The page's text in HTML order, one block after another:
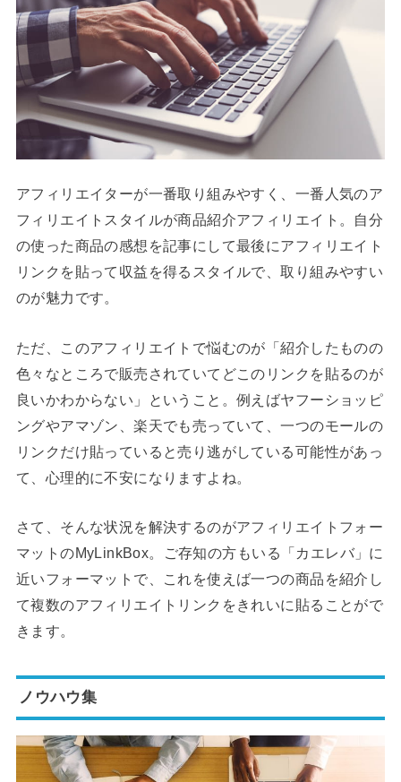
アフィリエイターが一番取り組みやすく、一番人気のア
フィリエイトスタイルが商品紹介アフィリエイト。自分
の使った商品の感想を記事にして最後にアフィリエイト
リンクを貼って収益を得るスタイルで、取り組みやすい
のが魅力です。
ただ、このアフィリエイトで悩むのが「紹介したものの
色々なところで販売されていてどこのリンクを貼るのが
良いかわからない」ということ。例えばヤフーショッピ
ングやアマゾン、楽天でも売っていて、一つのモールの
リンクだけ貼っていると売り逃がしている可能性があっ
て、心理的に不安になりますよね。
さて、そんな状況を解決するのがアフィリエイトフォー
マットのMyLinkBox。ご存知の方もいる「カエレバ」に
近いフォーマットで、これを使えば一つの商品を紹介し
て複数のアフィリエイトリンクをきれいに貼ることがで
きます。
ノウハウ集